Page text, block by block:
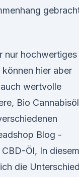
nur hochwertiges
hier aber
wertvolle
Bio
Blog -
Öl, In diesem
die